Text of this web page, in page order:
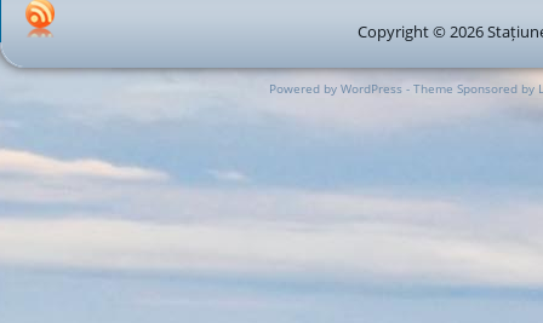
Copyright © 2026
Powered by WordPress - Theme Sponsored by